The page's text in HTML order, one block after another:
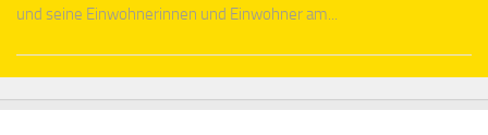
und seine Einwohnerinnen und Einwohner am...